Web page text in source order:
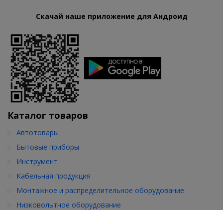
Скачай наше приложение для Андроид
Каталог товаров
Автотовары
Бытовые приборы
Инструмент
Кабельная продукция
Монтажное и распределительное оборудование
Низковольтное оборудование